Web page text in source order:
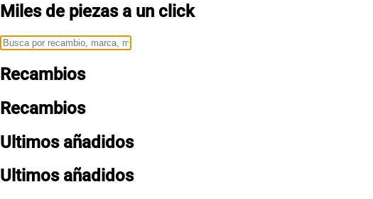
Miles de piezas a un click
Recambios
Recambios
Ultimos añadidos
Ultimos añadidos